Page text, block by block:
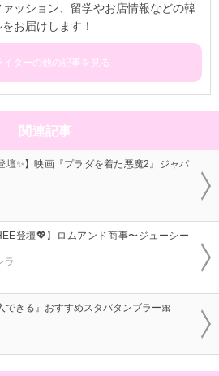
ッション、留学やお店情報などの韓
お届けします！
イターの他の記事を見る
関連記事
壇✨】映画『プラダを着た悪魔2』ジャパ
登壇💖】ロムアンド商事〜ジューシー
ラ
できる』おすすめスタバタンブラー🎀